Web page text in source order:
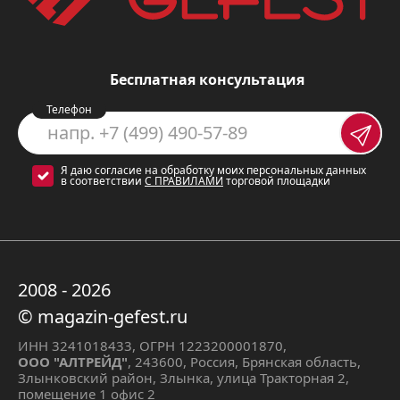
не требует дополнительных знаний
Розжиг горелок, встроенный в ручки
позволяет легко и быстро зажечь
конфорку.
Чугунные решетки- устойчивы и
долговечны, обеспечивают
Газ-контроль- обеспечивает
как система автоматически
перекрывает подачу газа при
потухании пламени.
Режим "малое пламя"- позволяет
Бесплатная консультация
Телефон
Я даю согласие на обработку моих персональных данных
в соответствии С ПРАВИЛАМИ торговой площадки
2008 - 2026
© magazin-gefest.ru
ИНН 3241018433, ОГРН 1223200001870,
ООО "АЛТРЕЙД", 243600, Россия, Брянская область,
Злынковский район, Злынка, улица Тракторная 2,
помещение 1 офис 2